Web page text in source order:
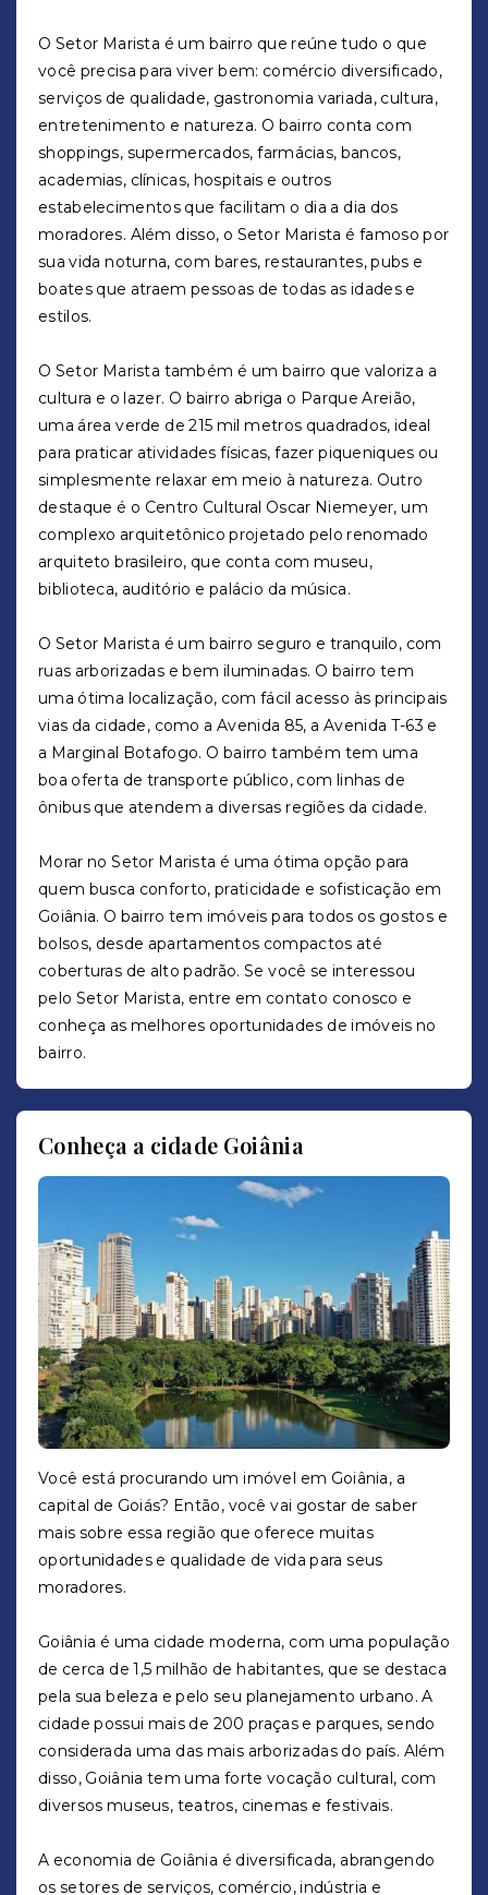
O Setor Marista é um bairro que reúne tudo o que
você precisa para viver bem: comércio diversificado,
serviços de qualidade, gastronomia variada, cultura,
entretenimento e natureza. O bairro conta com
shoppings, supermercados, farmácias, bancos,
academias, clínicas, hospitais e outros
estabelecimentos que facilitam o dia a dia dos
moradores. Além disso, o Setor Marista é famoso por
sua vida noturna, com bares, restaurantes, pubs e
boates que atraem pessoas de todas as idades e
estilos.
O Setor Marista também é um bairro que valoriza a
cultura e o lazer. O bairro abriga o Parque Areião,
uma área verde de 215 mil metros quadrados, ideal
para praticar atividades físicas, fazer piqueniques ou
simplesmente relaxar em meio à natureza. Outro
destaque é o Centro Cultural Oscar Niemeyer, um
complexo arquitetônico projetado pelo renomado
arquiteto brasileiro, que conta com museu,
biblioteca, auditório e palácio da música.
O Setor Marista é um bairro seguro e tranquilo, com
ruas arborizadas e bem iluminadas. O bairro tem
uma ótima localização, com fácil acesso às principais
vias da cidade, como a Avenida 85, a Avenida T-63 e
a Marginal Botafogo. O bairro também tem uma
boa oferta de transporte público, com linhas de
ônibus que atendem a diversas regiões da cidade.
Morar no Setor Marista é uma ótima opção para
quem busca conforto, praticidade e sofisticação em
Goiânia. O bairro tem imóveis para todos os gostos e
bolsos, desde apartamentos compactos até
coberturas de alto padrão. Se você se interessou
pelo Setor Marista, entre em contato conosco e
conheça as melhores oportunidades de imóveis no
bairro.
Conheça a cidade Goiânia
Você está procurando um imóvel em Goiânia, a
capital de Goiás? Então, você vai gostar de saber
mais sobre essa região que oferece muitas
oportunidades e qualidade de vida para seus
moradores.
Goiânia é uma cidade moderna, com uma população
de cerca de 1,5 milhão de habitantes, que se destaca
pela sua beleza e pelo seu planejamento urbano. A
cidade possui mais de 200 praças e parques, sendo
considerada uma das mais arborizadas do país. Além
disso, Goiânia tem uma forte vocação cultural, com
diversos museus, teatros, cinemas e festivais.
A economia de Goiânia é diversificada, abrangendo
os setores de serviços, comércio, indústria e